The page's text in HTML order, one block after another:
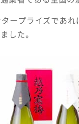
ープライズであれ
した。